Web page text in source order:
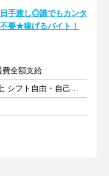
日手渡し◎誰でもカンタ
要★稼げるバイト！
費全額支給
週1日以上 1日8時間以上 シフト自由・自己申告